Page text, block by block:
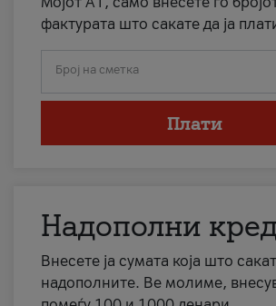
фактурата што сакате да ја
Број на сметка
Плати
Надополни
Внесете ја сумата која што
надополните. Ве молиме,